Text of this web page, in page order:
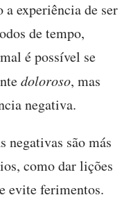
experiência de ser
de tempo,
é possível se
doloroso, mas
negativa.
são más
como dar lições
evite ferimentos.